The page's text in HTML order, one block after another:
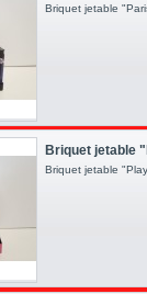
Briquet jetable
Briquet jetable
Briquet jetable